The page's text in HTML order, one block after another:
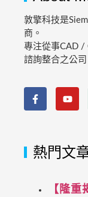
敦擎科技是
商。
專注從事CAD /
諮詢整合之公司
熱門文
【隆